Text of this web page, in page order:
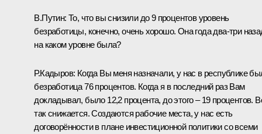
В.Путин: То, что вы снизили до 9 процентов уровень
безработицы, конечно, очень хорошо. Она года два-три
на каком уровне была?
Р.Кадыров: Когда Вы меня назначали, у нас в республике
безработица 76 процентов. Когда я в последний раз Вам
докладывал, было 12,2 процента, до этого – 19 процентов.
так снижается. Создаются рабочие места, у нас есть
договорённости в плане инвестиционной политики со всеми